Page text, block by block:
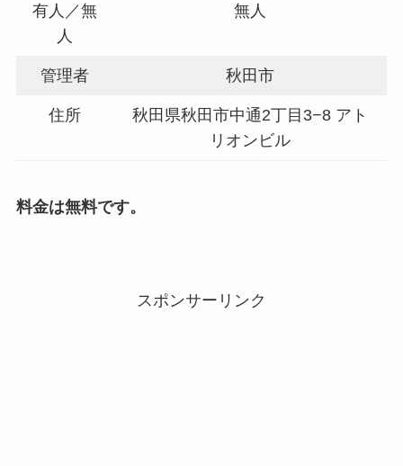
有人／無
人
無人
管理者 秋田市
住所
秋田県秋田市中通2丁目3−8 アト
リオンビル
料金は無料です。
スポンサーリンク